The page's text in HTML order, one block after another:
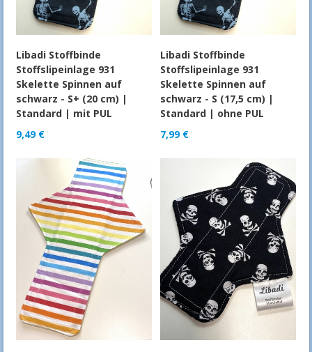
Libadi Stoffbinde
Stoffslipeinlage 931
Skelette Spinnen auf
schwarz - S+ (20 cm) |
Standard | mit PUL
9,49 €
Libadi Stoffbinde
Stoffslipeinlage 931
Skelette Spinnen auf
schwarz - S (17,5 cm) |
Standard | ohne PUL
7,99 €